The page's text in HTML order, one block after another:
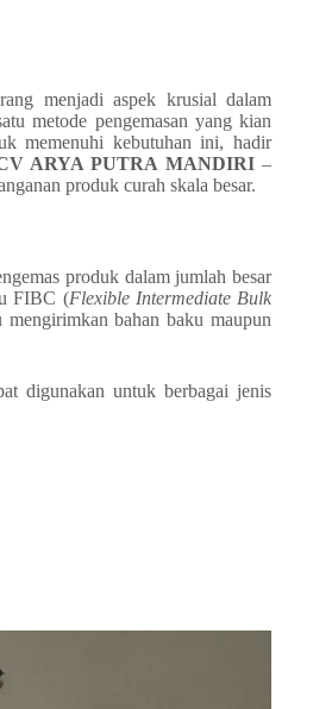
menjadi aspek krusial dalam
metode pengemasan yang kian
memenuhi kebutuhan ini, hadir
ARYA PUTRA MANDIRI–
produk curah skala besar.
produk dalam jumlah besar
FIBC (Flexible Intermediate Bulk
bahan baku maupun
digunakan untuk berbagai jenis